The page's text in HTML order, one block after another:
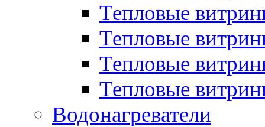
Тепловые
Тепловые
Тепловые
Тепловые
Водонагреватели